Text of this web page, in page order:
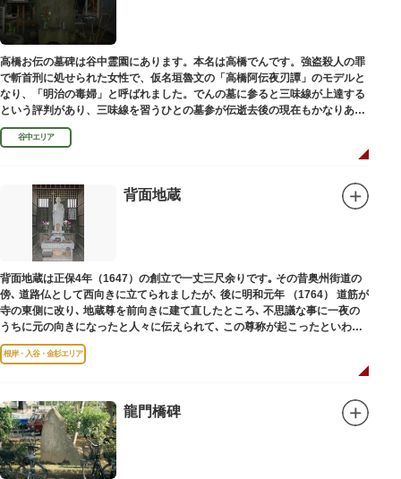
高橋お伝の墓碑は谷中霊園にあります。本名は高橋でんです。強盗殺人の罪
で斬首刑に処せられた女性で、仮名垣魯文の「高橋阿伝夜刃譚」のモデルと
なり、「明治の毒婦」と呼ばれました。でんの墓に参ると三味線が上達する
という評判があり、三味線を習うひとの墓参が伝逝去後の現在もかなりある
といわれています。
谷中エリア
背面地蔵
背面地蔵は正保4年（1647）の創立で一丈三尺余りです｡ その昔奥州街道の
傍､ 道路仏として西向きに立てられましたが､ 後に明和元年 （1764） 道筋が
寺の東側に改り､ 地蔵尊を前向きに建て直したところ､ 不思議な事に一夜の
うちに元の向きになったと人々に伝えられて､ この尊称が起こったといわれ
ています｡薬王寺（やくおうじ）にあります。
根岸・入谷・金杉エリア
龍門橋碑